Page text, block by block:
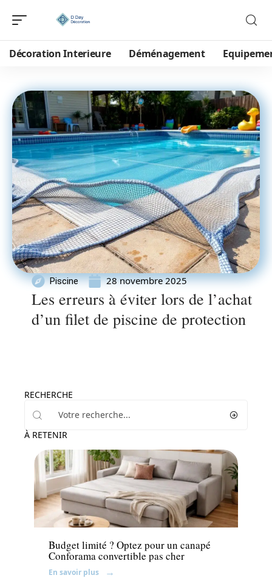
Décoration Interieure Déménagement
Piscine 28 novembre 2025
Les erreurs à éviter lors de l’achat
d’un filet de piscine de protection
RECHERCHE
À RETENIR
Décoration Interieure
Budget limité ? Optez pour un canapé
Conforama convertible pas cher
En savoir plus